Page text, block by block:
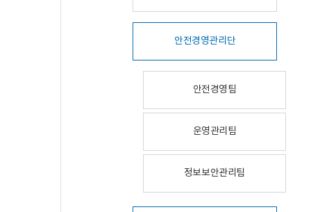
안전경영관리단
안전경영팀
운영관리팀
정보보안관리팀